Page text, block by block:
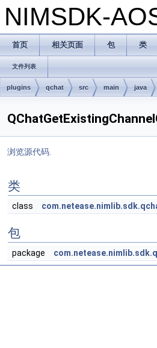
NIMSDK-
首页 相关页面 包 类
文件列表
plugins qchat src main java
浏览源代码.
类
class
包
package